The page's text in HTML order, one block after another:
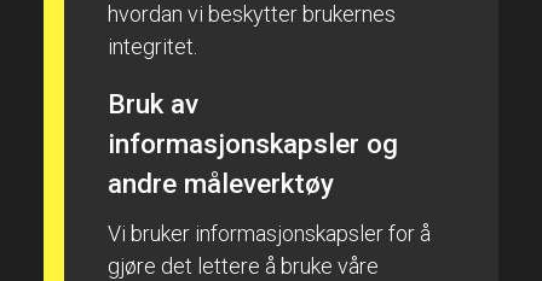
hvordan vi beskytter brukernes
integritet.
Bruk av
informasjonskapsler og
andre måleverktøy
Vi bruker informasjonskapsler for å
gjøre det lettere å bruke våre